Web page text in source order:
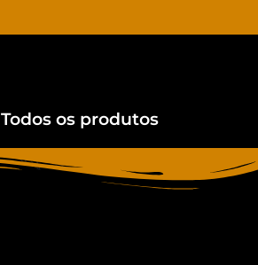
Todos os produtos